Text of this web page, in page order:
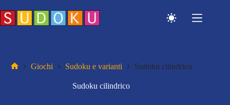
al
contenuto
Giochi Sudoku e varianti Sudoku cilindrico
Sudoku cilindrico